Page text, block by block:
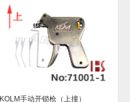
KOLM手动开锁枪（上撞）